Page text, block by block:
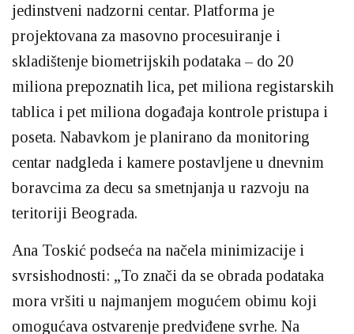
jedinstveni nadzorni centar. Platforma je
projektovana za masovno procesuiranje i
skladištenje biometrijskih podataka – do 20
miliona prepoznatih lica, pet miliona registarskih
tablica i pet miliona događaja kontrole pristupa i
poseta. Nabavkom je planirano da monitoring
centar nadgleda i kamere postavljene u dnevnim
boravcima za decu sa smetnjanja u razvoju na
teritoriji Beograda.
Ana Toskić podseća na načela minimizacije i
svrsishodnosti: „To znači da se obrada podataka
mora vršiti u najmanjem mogućem obimu koji
omogućava ostvarenje predviđene svrhe. Na